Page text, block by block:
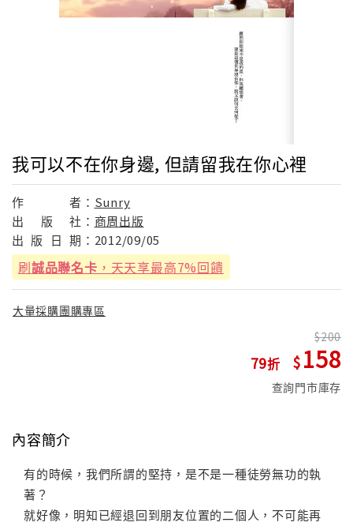
我可以不在你身邊, 但請留我在你心裡
作 者： Sunry
出
版 社： 商周出版
出 版 日 期： 2012/09/05
刷誠品聯名卡 ，天天享最高7%回饋
大量採購團購專區
79
200
158
查詢門市庫存
內容簡介
有的時候，我們所謂的堅持，是不是一種徒勞無功的執
著？
就好像，明知已經退回到朋友位置的二個人，不可能再